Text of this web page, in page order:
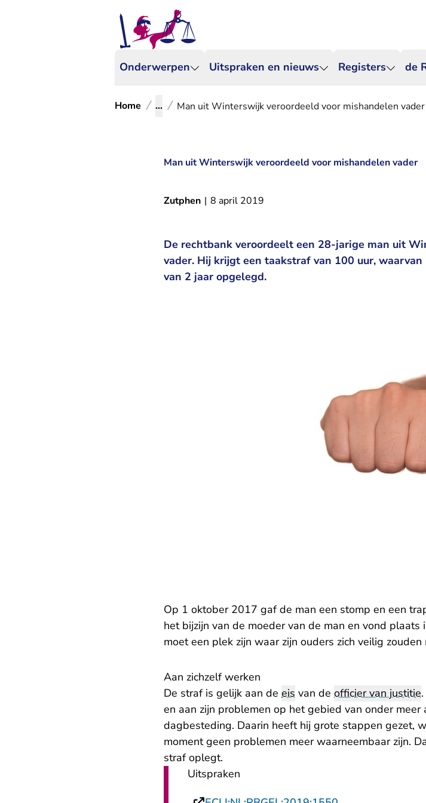
Onderwerpen Uitspraken en nieuws Registers de
Home ... Man uit Winterswijk veroordeeld voor mishandelen vader
Man uit Winterswijk veroordeeld voor mishandelen vader
Zutphen | 8 april 2019
De rechtbank veroordeelt een 28-jarige man uit
vader. Hij krijgt een taakstraf van 100 uur,
van 2 jaar opgelegd.
Op 1 oktober 2017 gaf de man een stomp en een
het bijzijn van de moeder van de man en vond
moet een plek zijn waar zijn ouders zich veilig zouden
Aan zichzelf werken
De straf is gelijk aan de eis van de officier van justitie
en aan zijn problemen op het gebied van onder
dagbesteding. Daarin heeft hij grote stappen gezet,
moment geen problemen meer waarneembaar zijn.
straf oplegt.
Uitspraken